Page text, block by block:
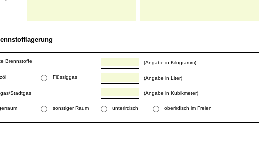
Brennstoffe (Angabe in Kilogramm)
Flüssiggas (Angabe in Liter)
Stadtgas
sonstiger Raum unterirdisch oberirdisch im Freien
(Angabe in Kubikmeter)